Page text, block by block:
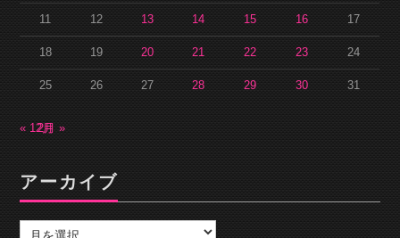
11 12 13 14 15 16 17
18 19 20 21 22 23 24
25 26 27 28 29 30 31
« 12月2月 »
アーカイブ